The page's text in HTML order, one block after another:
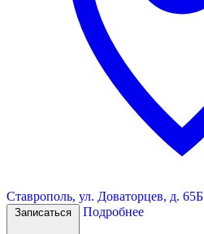
Ставрополь, ул. Доваторцев, д. 65Б
Записаться Подробнее